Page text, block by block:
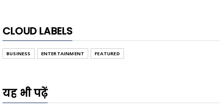
CLOUD LABELS
BUSINESS ENTERTAINMENT FEATURED
यह भी पढ़ें